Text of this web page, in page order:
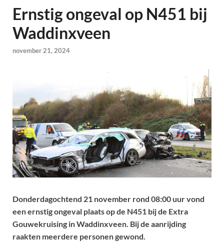
Ernstig ongeval op N451 bij
Waddinxveen
november 21, 2024
Donderdagochtend 21 november rond 08:00 uur vond
een ernstig ongeval plaats op de N451 bij de Extra
Gouwekruising in Waddinxveen. Bij de aanrijding
raakten meerdere personen gewond.